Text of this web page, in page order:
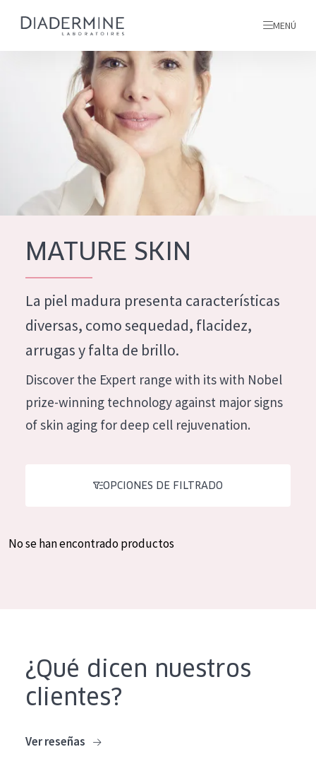
TIPO DE PRODUCTO
Hidratación y luminosidad
Reducción de arrugas
Regeneración
Firmeza
Piel menopáusica
Essentials
Lift+
TODOS NUESTROS
PRODUCTOS
todos nuestros productos
MENÚ
INGREDIENTES
MÁS SOBRE NOSOTROS
INSPIRACIÓN
contacto
French
Spanish
Greek
MATURE SKIN
La piel madura presenta características
diversas, como sequedad, flacidez,
arrugas y falta de brillo.
Discover the Expert range with its with Nobel
prize-winning technology against major signs
of skin aging for deep cell rejuvenation.
OPCIONES DE FILTRADO
No se han encontrado productos
¿Qué dicen nuestros
clientes?
Ver reseñas